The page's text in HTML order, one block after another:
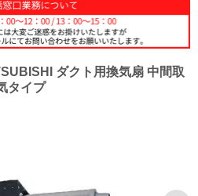
ダクト用換気扇 中間取
タイプ